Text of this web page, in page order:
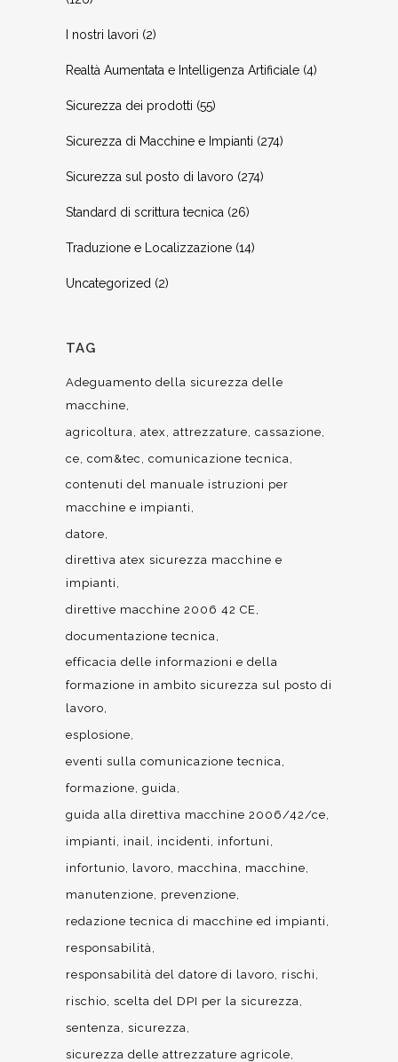
I nostri lavori (2)
Realtà Aumentata e Intelligenza Artificiale (4)
Sicurezza dei prodotti (55)
Sicurezza di Macchine e Impianti (274)
Sicurezza sul posto di lavoro (274)
Standard di scrittura tecnica (26)
Traduzione e Localizzazione (14)
Uncategorized (2)
TAG
Adeguamento della sicurezza delle
macchine
agricoltura atex attrezzature cassazione
ce com&tec
comunicazione tecnica
contenuti del manuale istruzioni per
macchine e impianti
datore
direttiva atex sicurezza macchine e
impianti
direttive macchine 2006 42 CE
documentazione tecnica
efficacia delle informazioni e della
formazione in ambito sicurezza sul posto di
lavoro
esplosione
eventi sulla comunicazione tecnica
formazione guida
guida alla direttiva macchine 2006/42/ce
impianti
inail incidenti
infortuni
infortunio
lavoro macchina
macchine
manutenzione
prevenzione
redazione tecnica di macchine ed impianti
responsabilità
responsabilità del datore di lavoro
rischi
rischio scelta del DPI per la sicurezza
sentenza sicurezza
sicurezza delle attrezzature agricole